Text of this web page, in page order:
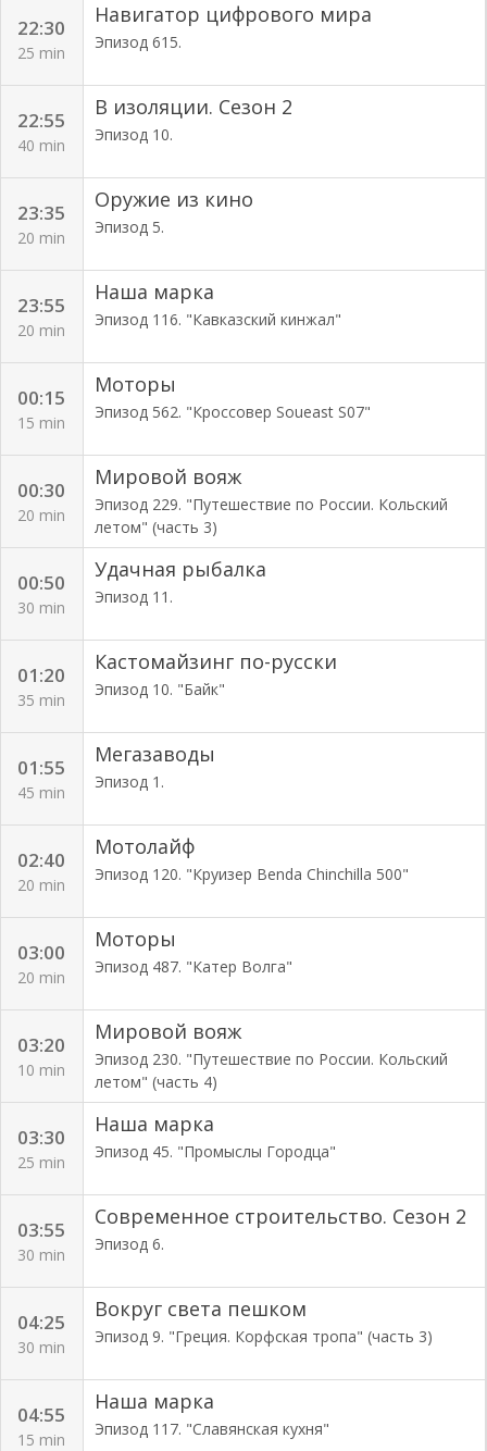
22:30
25 min
Навигатор цифрового мира
Эпизод 615.
22:55
40 min
В изоляции. Сезон 2
Эпизод 10.
23:35
20 min
Оружие из кино
Эпизод 5.
23:55
20 min
Наша марка
Эпизод 116. "Кавказский кинжал"
00:15
15 min
Моторы
Эпизод 562. "Кроссовер Soueast S07"
00:30
20 min
Мировой вояж
Эпизод 229. "Путешествие по России. Кольский
летом" (часть 3)
00:50
30 min
Удачная рыбалка
Эпизод 11.
01:20
35 min
Кастомайзинг по-русски
Эпизод 10. "Байк"
01:55
45 min
Мегазаводы
Эпизод 1.
02:40
20 min
Мотолайф
Эпизод 120. "Круизер Benda Chinchilla 500"
03:00
20 min
Моторы
Эпизод 487. "Катер Волга"
03:20
10 min
Мировой вояж
Эпизод 230. "Путешествие по России. Кольский
летом" (часть 4)
03:30
25 min
Наша марка
Эпизод 45. "Промыслы Городца"
03:55
30 min
Современное строительство. Сезон 2
Эпизод 6.
04:25
30 min
Вокруг света пешком
Эпизод 9. "Греция. Корфская тропа" (часть 3)
04:55
15 min
Наша марка
Эпизод 117. "Славянская кухня"